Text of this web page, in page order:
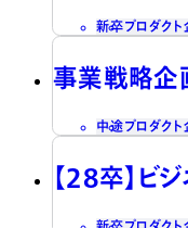
新卒プロダク
事業戦略企
中途プロダク
【28卒】ビ